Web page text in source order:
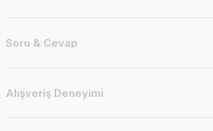
Soru & Cevap
Alışveriş Deneyimi